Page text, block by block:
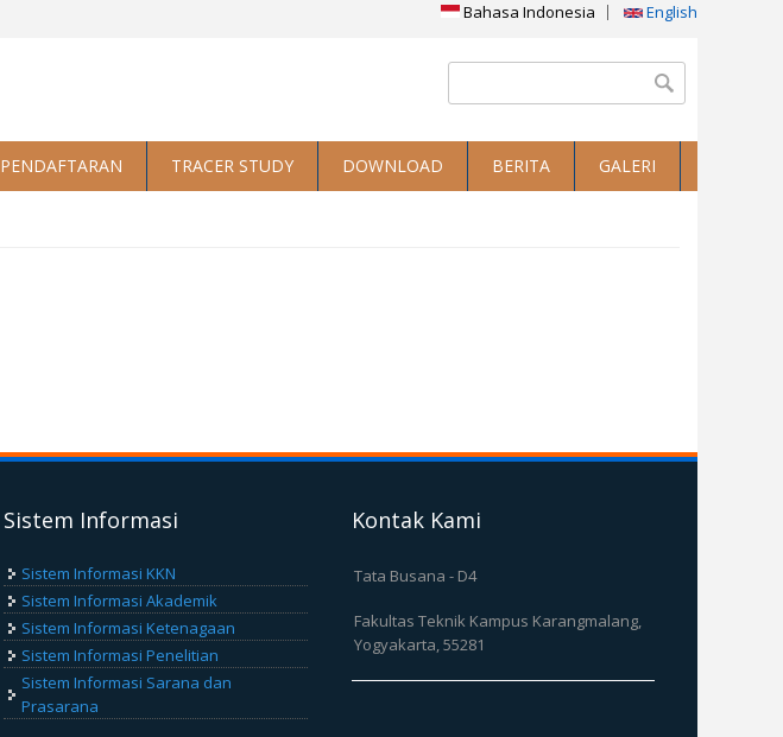
Bahasa Indonesia English
Search form
PENDAFTARAN TRACER STUDY DOWNLOAD BERITA GALERI
Sistem Informasi
Sistem Informasi KKN
Sistem Informasi Akademik
Sistem Informasi Ketenagaan
Sistem Informasi Penelitian
Sistem Informasi Sarana dan
Prasarana
Kontak Kami
Tata Busana - D4
Fakultas Teknik Kampus Karangmalang,
Yogyakarta, 55281